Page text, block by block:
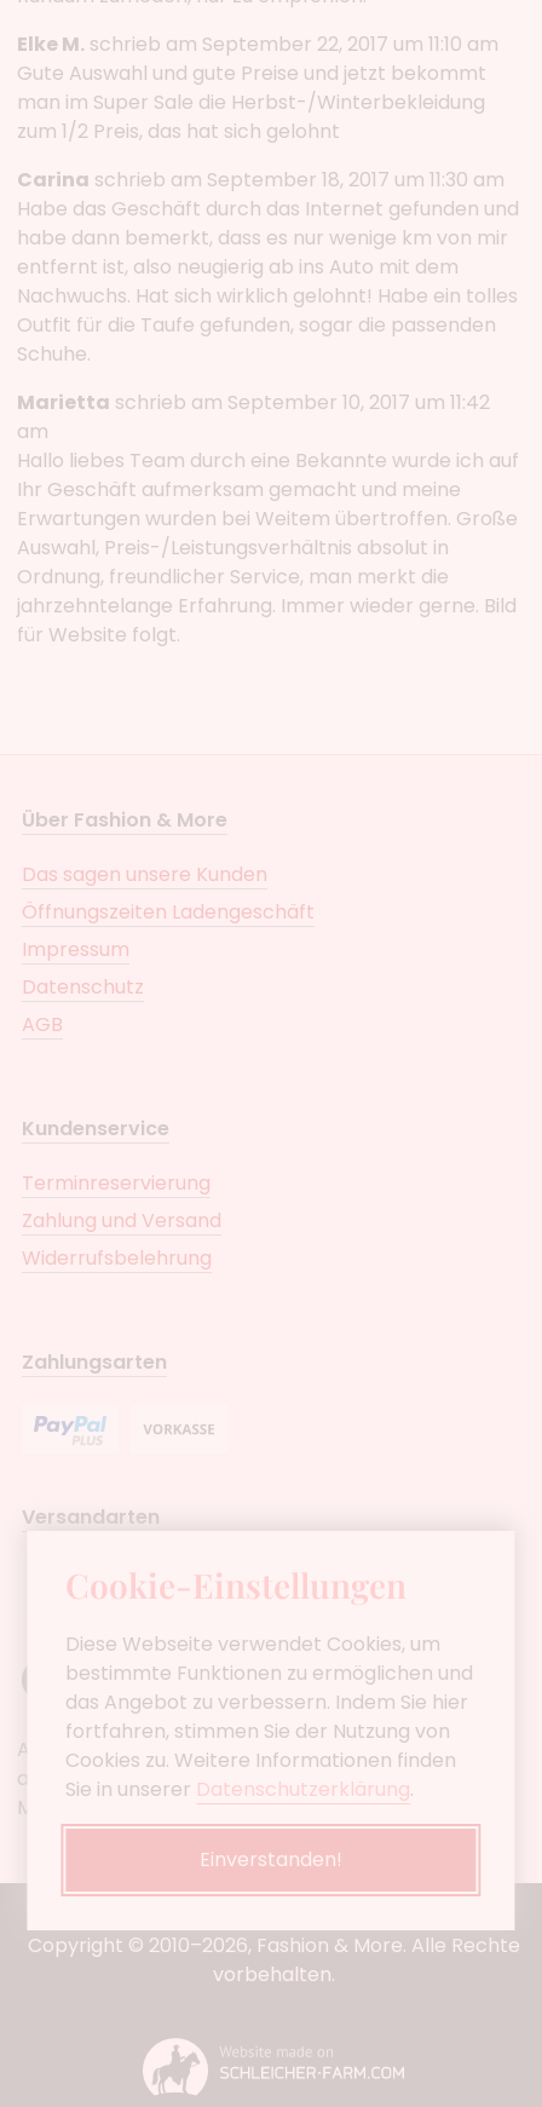
Elke M. schrieb am September 22, 2017 um 11:10 am
Gute Auswahl und gute Preise und jetzt bekommt
man im Super Sale die Herbst-/Winterbekleidung
zum 1/2 Preis, das hat sich gelohnt
Carina schrieb am September 18, 2017 um 11:30 am
Habe das Geschäft durch das Internet gefunden und
habe dann bemerkt, dass es nur wenige km von mir
entfernt ist, also neugierig ab ins Auto mit dem
Nachwuchs. Hat sich wirklich gelohnt! Habe ein tolles
Outfit für die Taufe gefunden, sogar die passenden
Schuhe.
Marietta schrieb am September 10, 2017 um 11:42
am
Hallo liebes Team durch eine Bekannte wurde ich auf
Ihr Geschäft aufmerksam gemacht und meine
Erwartungen wurden bei Weitem übertroffen. Große
Auswahl, Preis-/Leistungsverhältnis absolut in
Ordnung, freundlicher Service, man merkt die
jahrzehntelange Erfahrung. Immer wieder gerne. Bild
für Website folgt.
Über Fashion & More
Das sagen unsere Kunden
Öffnungszeiten Ladengeschäft
Impressum
Datenschutz
AGB
Kundenservice
Terminreservierung
Zahlung und Versand
Widerrufsbelehrung
Zahlungsarten
Versandarten
Alle angegebenen Preise verstehen sich, wenn nicht
anders beschrieben, inkl. der gesetzlichen
Mehrwertsteuer und zzgl.Lieferkosten.
Copyright © 2010–2026, Fashion & More. Alle Rechte
vorbehalten.
Cookie-Einstellungen
Diese Webseite verwendet Cookies, um
bestimmte Funktionen zu ermöglichen und
das Angebot zu verbessern. Indem Sie hier
fortfahren, stimmen Sie der Nutzung von
Cookies zu. Weitere Informationen finden
Sie in unserer Datenschutzerklärung.
Einverstanden!